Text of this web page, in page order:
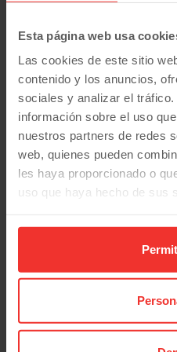
Esta página web usa
Las cookies de este sitio
contenido y los anuncios,
sociales y analizar el
información sobre el uso
nuestros partners de redes
web, quienes pueden
les haya proporcionado o
uso que haya hecho de sus
como su idioma preferido
Nombre Proveedor
lidc
LinkedIn